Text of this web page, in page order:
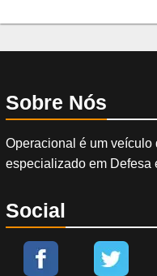
Sobre Nós
Operacional é um
especializado em Defesa
Social